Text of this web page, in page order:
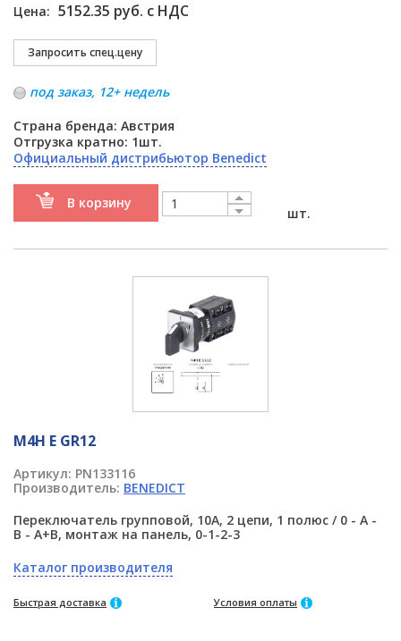
Цена: 5152.35 руб. с НДС
под заказ, 12+ недель
Страна бренда: Австрия
Отгрузка кратно: 1шт.
Официальный дистрибьютор Benedict
В корзину
шт.
M4H E GR12
Артикул: PN133116
Производитель: BENEDICT
Переключатель групповой, 10А, 2 цепи, 1 полюс / 0 - A -
B - A+B, монтаж на панель, 0-1-2-3
Каталог производителя
Быстрая доставка Условия оплаты